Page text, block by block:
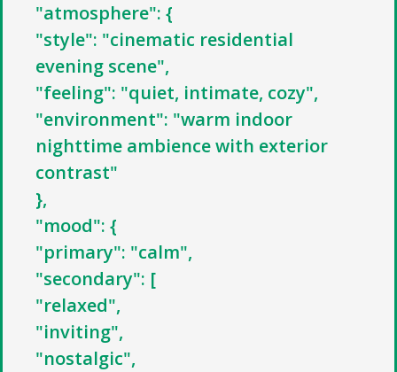
"atmosphere": {
"style": "cinematic residential
evening scene",
"feeling": "quiet, intimate, cozy",
"environment": "warm indoor
nighttime ambience with exterior
contrast"
},
"mood": {
"primary": "calm",
"secondary": [
"relaxed",
"inviting",
"nostalgic",